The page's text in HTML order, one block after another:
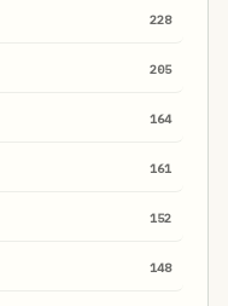
228
205
164
161
152
148